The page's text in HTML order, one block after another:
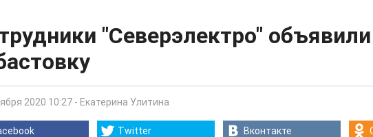
"Северэлектро" объявили
2020 10:27 - Екатерина Улитина
Twitter Вконтакте